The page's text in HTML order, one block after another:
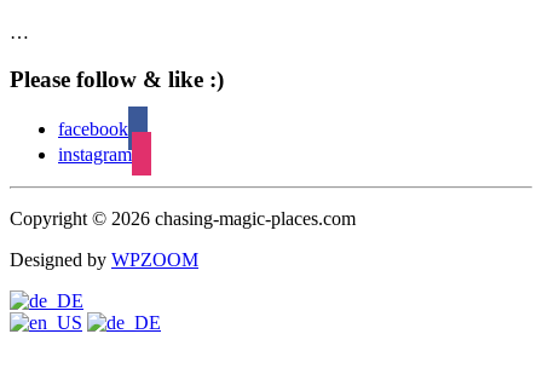
…
Please follow & like :)
facebook
instagram
Copyright © 2026 chasing-magic-places.com
Designed by WPZOOM